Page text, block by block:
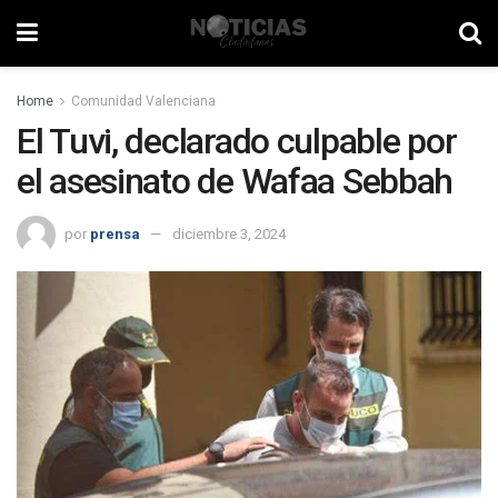
Home Comunidad Valenciana
El Tuvi, declarado culpable por
el asesinato de Wafaa Sebbah
por prensa diciembre 3, 2024